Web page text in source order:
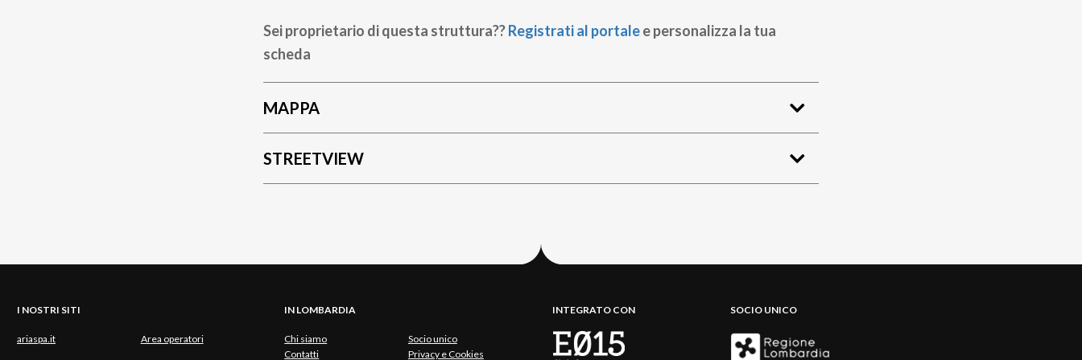
Sei proprietario di questa struttura??Registrati al portalee personalizza la tua
scheda
MAPPA
STREETVIEW
I NOSTRI SITI
ariaspa.it Area operatori
IN LOMBARDIA
Chi siamo
Socio unico
Contatti
Privacy e Cookies
INTEGRATO CON SOCIO UNICO